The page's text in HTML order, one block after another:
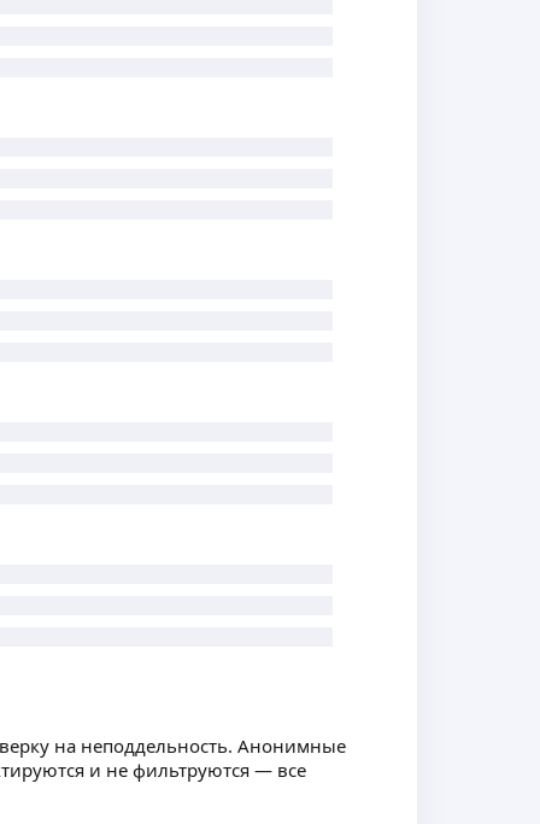
на неподдельность. Анонимные
и не фильтруются — все